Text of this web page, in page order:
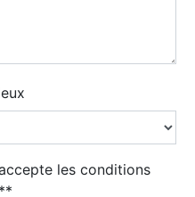
les conditions